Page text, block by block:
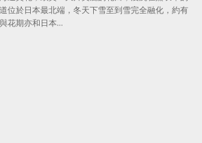
位於日本最北端，冬天下雪至到雪完全融化，約有
花期亦和日本…